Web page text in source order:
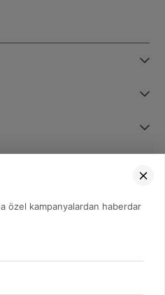
473 08 08
özel kampanyalardan haberdar